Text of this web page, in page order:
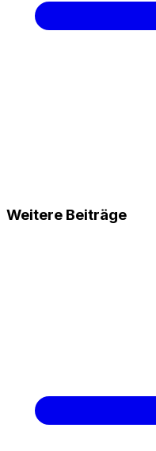
Weitere Beiträge